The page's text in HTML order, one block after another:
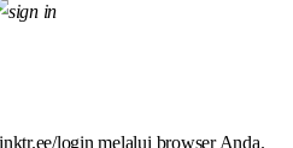
login melalui browser Anda.